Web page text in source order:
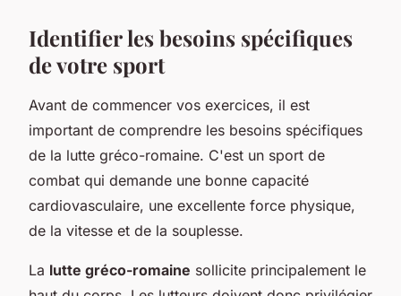
Identifier les besoins spécifiques
de votre sport
Avant de commencer vos exercices, il est
important de comprendre les besoins spécifiques
de la lutte gréco-romaine. C'est un sport de
combat qui demande une bonne capacité
cardiovasculaire, une excellente force physique,
de la vitesse et de la souplesse.
La lutte gréco-romaine sollicite principalement le